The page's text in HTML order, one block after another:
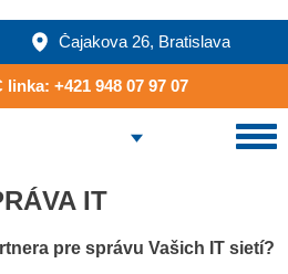
Čajakova 26, Bratislava
linka: +421 948 07 97 07
IT
pre správu Vašich IT sietí?